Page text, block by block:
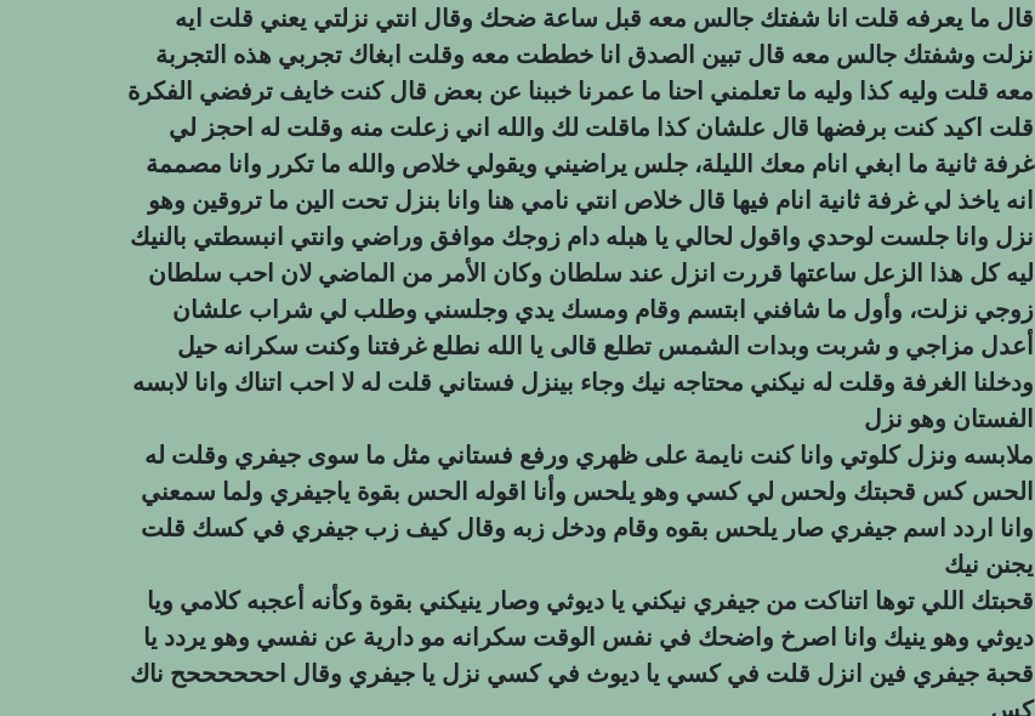
قال ما يعرفه قلت انا شفتك جالس معه قبل ساعة ضحك وقال انتي نزلتي يعني قلت ايه
نزلت وشفتك جالس معه قال تبين الصدق انا خططت معه وقلت ابغاك تجربي هذه التجربة
معه قلت وليه كذا وليه ما تعلمني احنا ما عمرنا خببنا عن بعض قال كنت خايف ترفضي الفكرة
قلت اكيد كنت برفضها قال علشان كذا ماقلت لك والله اني زعلت منه وقلت له احجز لي
غرفة ثانية ما ابغي انام معك الليلة، جلس يراضيني ويقولي خلاص والله ما تكرر وانا مصممة
انه ياخذ لي غرفة ثانية انام فيها قال خلاص انتي نامي هنا وانا بنزل تحت الين ما تروقين وهو
نزل وانا جلست لوحدي واقول لحالي يا هبله دام زوجك موافق وراضي وانتي انبسطتي بالنيك
ليه كل هذا الزعل ساعتها قررت انزل عند سلطان وكان الأمر من الماضي لان احب سلطان
زوجي نزلت، وأول ما شافني ابتسم وقام ومسك يدي وجلسني وطلب لي شراب علشان
أعدل مزاجي و شربت وبدات الشمس تطلع قالى يا الله نطلع غرفتنا وكنت سكرانه حيل
ودخلنا الغرفة وقلت له نيكني محتاجه نيك وجاء بينزل فستاني قلت له لا احب اتناك وانا لابسه
الفستان وهو نزل
ملابسه ونزل كلوتي وانا كنت نايمة على ظهري ورفع فستاني مثل ما سوى جيفري وقلت له
الحس كس قحبتك ولحس لي كسي وهو يلحس وأنا اقوله الحس بقوة ياجيفري ولما سمعني
وانا اردد اسم جيفري صار يلحس بقوه وقام ودخل زبه وقال كيف زب جيفري في كسك قلت
يجنن نيك
قحبتك اللي توها اتناكت من جيفري نيكني يا ديوثي وصار ينيكني بقوة وكأنه أعجبه كلامي ويا
ديوثي وهو ينيك وانا اصرخ واضحك في نفس الوقت سكرانه مو دارية عن نفسي وهو يردد يا
قحبة جيفري فين انزل قلت في كسي يا ديوث في كسي نزل يا جيفري وقال اححححححح ناك
كس